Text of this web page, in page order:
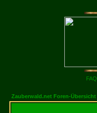
FAQ
Zauberwald.net Foren-Übersicht